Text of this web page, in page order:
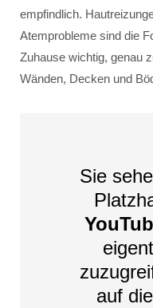
empfindlich.
Atemprobleme sind die
Zuhause wichtig, genau
Wänden, Decken und
Sie
auf